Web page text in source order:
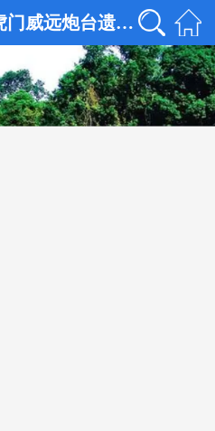
【红色1天】虎门威远炮台遗址、鸦片战争博物馆、林则徐销烟红色之旅一天